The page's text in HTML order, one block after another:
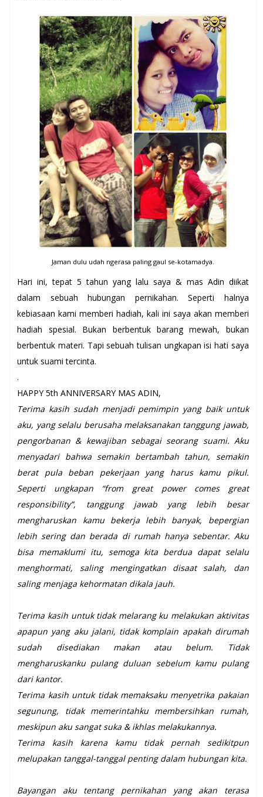
Jaman dulu udah ngerasa paling gaul se-kotamadya.
Hari ini, tepat 5 tahun yang lalu saya & mas Adin diikat
dalam sebuah hubungan pernikahan. Seperti halnya
kebiasaan kami memberi hadiah, kali ini saya akan memberi
hadiah spesial. Bukan berbentuk barang mewah, bukan
berbentuk materi. Tapi sebuah tulisan ungkapan isi hati saya
untuk suami tercinta.
.
HAPPY 5th ANNIVERSARY MAS ADIN,
Terima kasih sudah menjadi pemimpin yang baik untuk
aku, yang selalu berusaha melaksanakan tanggung jawab,
pengorbanan & kewajiban sebagai seorang suami. Aku
menyadari bahwa semakin bertambah tahun, semakin
berat pula beban pekerjaan yang harus kamu pikul.
Seperti ungkapan “from great power comes great
responsibility”, tanggung jawab yang lebih besar
mengharuskan kamu bekerja lebih banyak, bepergian
lebih sering dan berada di rumah hanya sebentar. Aku
bisa memaklumi itu, semoga kita berdua dapat selalu
menghormati, saling mengingatkan disaat salah, dan
saling menjaga kehormatan dikala jauh.
Terima kasih untuk tidak melarang ku melakukan aktivitas
apapun yang aku jalani, tidak komplain apakah dirumah
sudah disediakan makan atau belum. Tidak
mengharuskanku pulang duluan sebelum kamu pulang
dari kantor.
Terima kasih untuk tidak memaksaku menyetrika pakaian
segunung, tidak memerintahku membersihkan rumah,
meskipun aku sangat suka & ikhlas melakukannya.
Terima kasih karena kamu tidak pernah sedikitpun
melupakan tanggal-tanggal penting dalam hubungan kita.
Bayangan aku tentang pernikahan yang akan terasa